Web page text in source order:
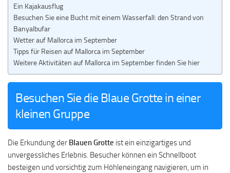
Ein Kajakausflug
Besuchen Sie eine Bucht mit einem Wasserfall: den Strand von
Banyalbufar
Wetter auf Mallorca im September
Tipps für Reisen auf Mallorca im September
Weitere Aktivitäten auf Mallorca im September finden Sie hier
Besuchen Sie die Blaue Grotte in einer
kleinen Gruppe
Die Erkundung der Blauen Grotte ist ein einzigartiges und
unvergessliches Erlebnis. Besucher können ein Schnellboot
besteigen und vorsichtig zum Höhleneingang navigieren, um in